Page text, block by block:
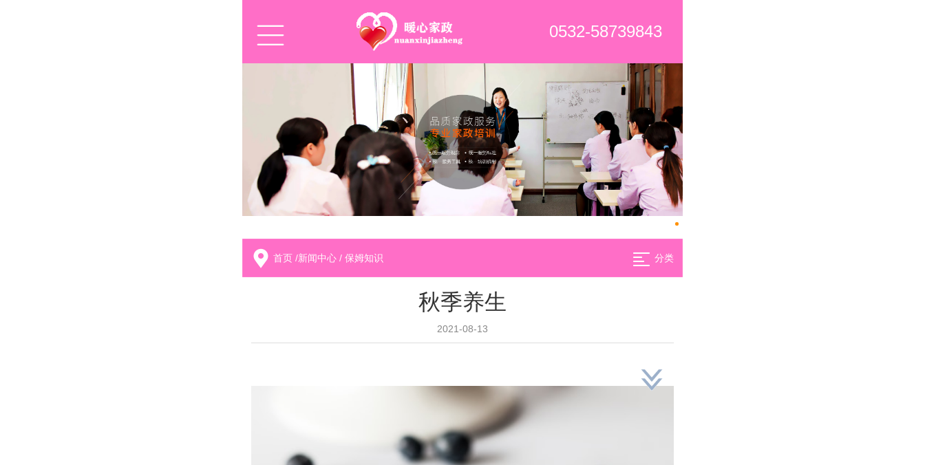
0532-58739843
首页/新闻中心/ 保姆知识 分类
秋季养生
2021-08-13